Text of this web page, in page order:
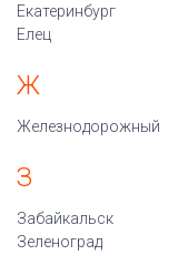
Екатеринбург
Елец
Ж
Железнодорожный
З
Забайкальск
Зеленоград